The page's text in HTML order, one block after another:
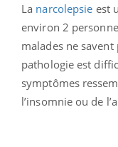
La narcolepsie est
environ 2
malades ne savent
pathologie est
symptômes
l’insomnie ou de